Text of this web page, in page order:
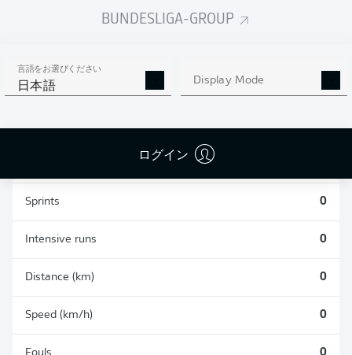
BUNDESLIGA-GROUP
言語をお選びください
日本語 Display Mode
ログイン
統計 シーズン 2022/2023
OWN-GOALS
PASSES
COMPLETED
Sprints 0
Intensive runs 0
Distance (km) 0
Speed (km/h) 0